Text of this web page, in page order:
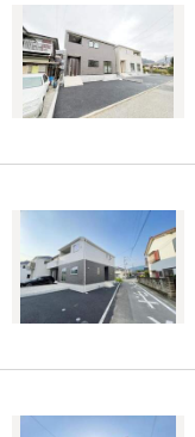
取
る
・
条
イ
ー
ジ
存
る